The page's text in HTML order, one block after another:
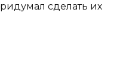
сделать их